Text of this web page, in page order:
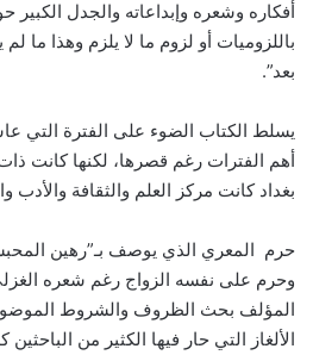
أفكاره وشعره وإبداعاته والجدل الكبير
باللزوميات أو لزوم ما لا يلزم وهذا ما
بعد”.
يسلط الكتاب الضوء على الفترة التي
أهم الفترات رغم قصرها، لكنها كانت
بغداد كانت مركز العلم والثقافة والأدب
حرم المعري الذي يوصف بـ”رهين
وحرم على نفسه الزواج رغم شعره
المؤلف بحث الظروف والشروط
الألغاز التي حار فيها الكثير من